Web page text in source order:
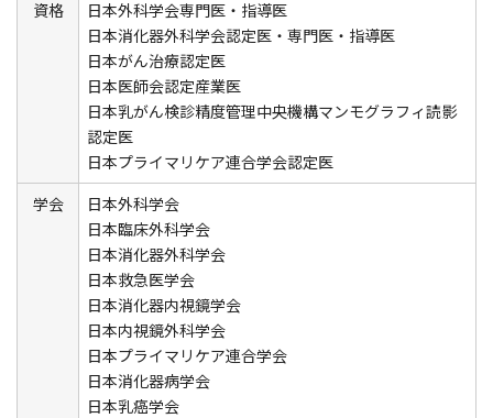
資格
日本外科学会専門医・指導医
日本消化器外科学会認定医・専門医・指導医
日本がん治療認定医
日本医師会認定産業医
日本乳がん検診精度管理中央機構マンモグラフィ読影
認定医
日本プライマリケア連合学会認定医
学会
日本外科学会
日本臨床外科学会
日本消化器外科学会
日本救急医学会
日本消化器内視鏡学会
日本内視鏡外科学会
日本プライマリケア連合学会
日本消化器病学会
日本乳癌学会